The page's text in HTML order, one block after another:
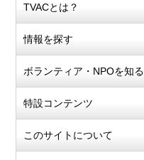
TVACとは？
情報を探す
ボランティア・NPOを知る
特設コンテンツ
このサイトについて